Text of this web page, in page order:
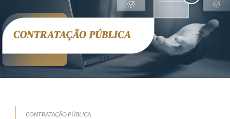
CONTRATAÇÃO PÚBLICA